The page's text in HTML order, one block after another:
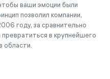
ваши эмоции были
позволил компании,
году, за сравнительно
в крупнейшего
области.